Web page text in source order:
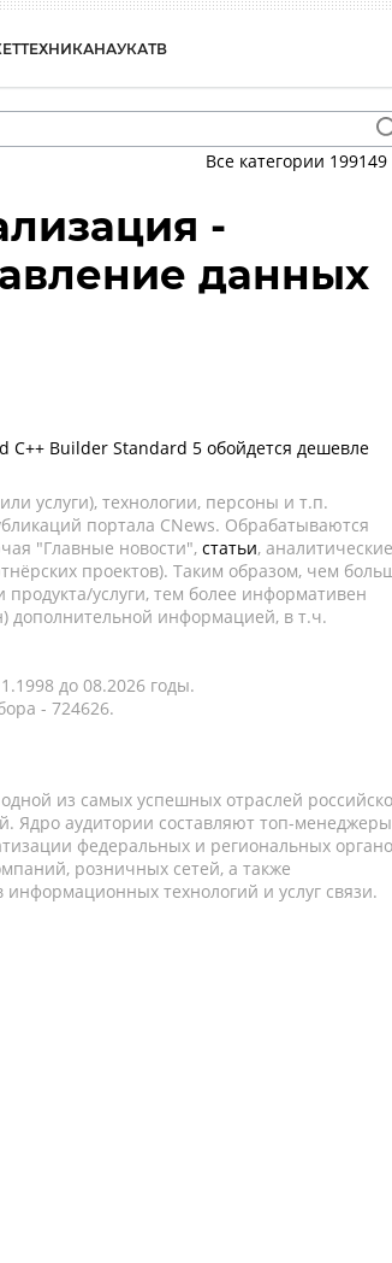
ТЕХНИКАНАУКАТВ
Все категории 199149
-
данных
C++ Builder Standard 5 обойдется дешевле
услуги), технологии, персоны и т.п.
портала CNews. Обрабатываются
"Главные новости", статьи, аналитические
проектов). Таким образом, чем
услуги, тем более информативен
дополнительной информацией, в т.ч.
до 08.2026 годы.
- 724626.
из самых успешных отраслей
Ядро аудитории составляют топ-
федеральных и региональных
розничных сетей, а также
технологий и услуг связи.